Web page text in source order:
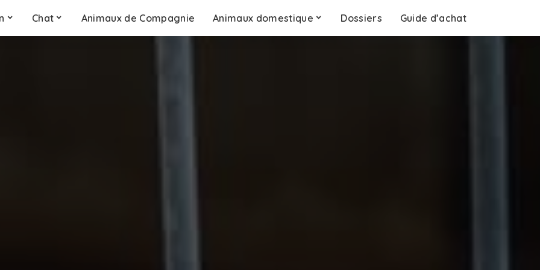
Chat Animaux de Compagnie Animaux domestique Dossiers Guide d’achat